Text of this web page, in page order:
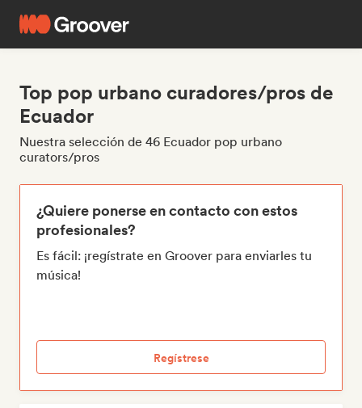
Top pop urbano curadores/pros de
Ecuador
Nuestra selección de 46 Ecuador pop urbano
curators/pros
¿Quiere ponerse en contacto con estos
profesionales?
Es fácil: ¡regístrate en Groover para enviarles tu
música!
Regístrese